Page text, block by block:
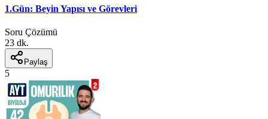
1.Gün: Beyin Yapısı ve Görevleri
Soru Çözümü
23 dk.
Paylaş
5